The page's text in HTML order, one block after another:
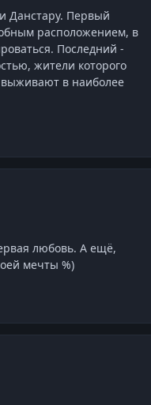
Данстару. Первый
расположением, в
Последний -
жители которого
выживают в наиболее
любовь. А ещё,
мечты %)